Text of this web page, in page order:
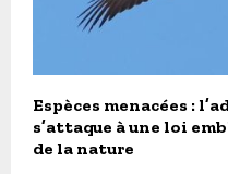
Espèces menacées :
s’attaque à une loi
de la nature